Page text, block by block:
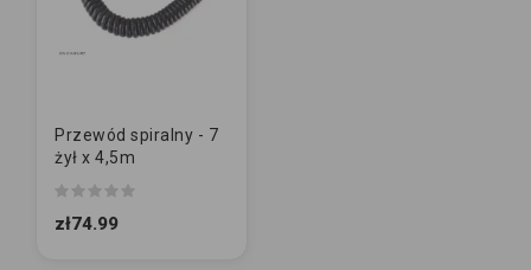
Przewód spiralny - 7
żył x 4,5m
zł74.99